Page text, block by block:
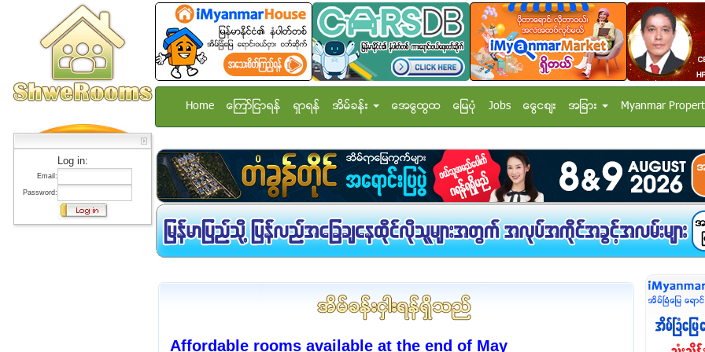
Log in:
Email:
Password:
Home ေၾကာ္ျငာရန္ ရွာရန္ အိမ္ခန္း အေထြေထြ ေျမပံု Jobs ေငြေစ်း အျခား Myanmar
Affordable rooms available at the end of May